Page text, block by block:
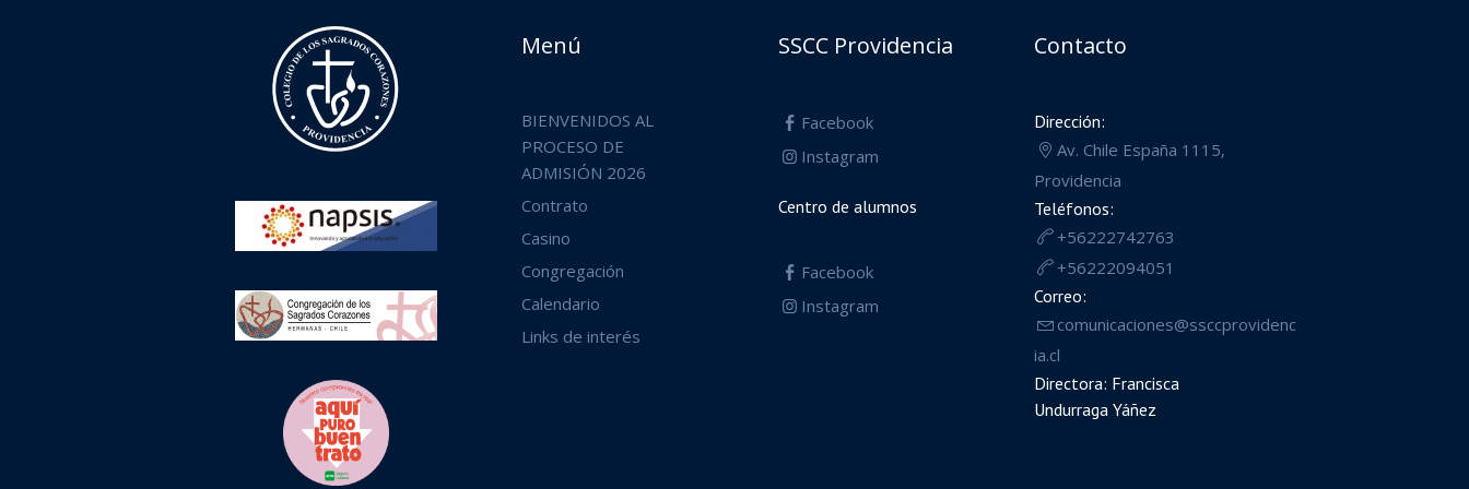
Menú
BIENVENIDOS AL
PROCESO DE
ADMISIÓN 2026
Contrato
Casino
Congregación
Calendario
Links de interés
SSCC Providencia
Facebook
Instagram
Centro de alumnos
Facebook
Instagram
Contacto
Dirección:
Av. Chile España 1115,
Providencia
Teléfonos:
+56222742763
+56222094051
Correo:
comunicaciones@ssccprovidenc
ia.cl
Directora: Francisca
Undurraga Yáñez